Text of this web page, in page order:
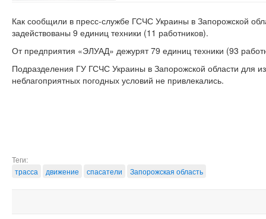
Как сообщили в пресс-службе ГСЧС Украины в Запорожской
задействованы 9 единиц техники (11 работников).
От предприятия «ЭЛУАД» дежурят 79 единиц техники (93
Подразделения ГУ ГСЧС Украины в Запорожской области для
неблагоприятных погодных условий не привлекались.
Теги:
трасса
движение спасатели Запорожская область